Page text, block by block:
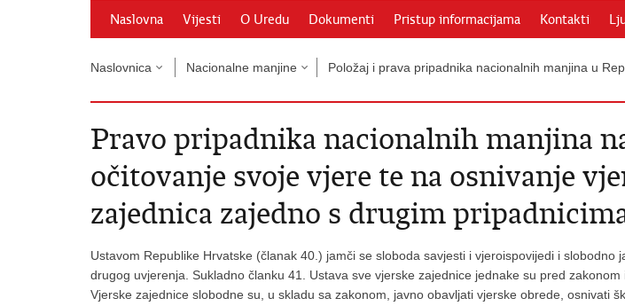
Naslovna Vijesti O Uredu Dokumenti Pristup informacijama Kontakti
Naslovnica Nacionalne manjine Položaj i prava pripadnika nacionalnih manjina u
Pravo pripadnika nacionalnih manjina
očitovanje svoje vjere te na osnivanje
zajednica zajedno s drugim
Ustavom Republike Hrvatske (članak 40.) jamči se sloboda savjesti i vjeroispovijedi i slobodno
drugog uvjerenja. Sukladno članku 41. Ustava sve vjerske zajednice jednake su pred zakonom
Vjerske zajednice slobodne su, u skladu sa zakonom, javno obavljati vjerske obrede, osnivati